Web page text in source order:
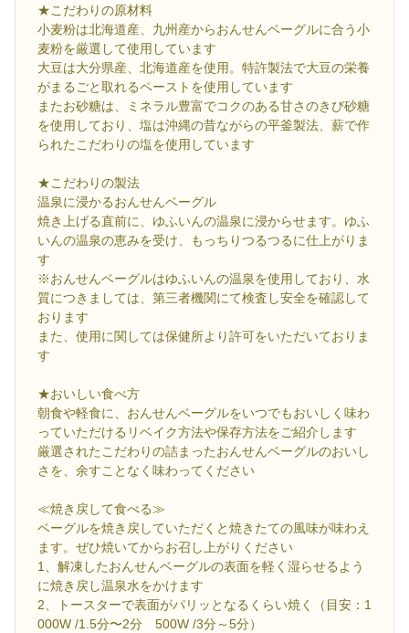
★こだわりの原材料
小麦粉は北海道産、九州産からおんせんベーグルに合う小
麦粉を厳選して使用しています
大豆は大分県産、北海道産を使用。特許製法で大豆の栄養
がまるごと取れるペーストを使用しています
またお砂糖は、ミネラル豊富でコクのある甘さのきび砂糖
を使用しており、塩は沖縄の昔ながらの平釜製法、薪で作
られたこだわりの塩を使用しています
★こだわりの製法
温泉に浸かるおんせんベーグル
焼き上げる直前に、ゆふいんの温泉に浸からせます。ゆふ
いんの温泉の恵みを受け、もっちりつるつるに仕上がりま
す
※おんせんベーグルはゆふいんの温泉を使用しており、水
質につきましては、第三者機関にて検査し安全を確認して
おります
また、使用に関しては保健所より許可をいただいておりま
す
★おいしい食べ方
朝食や軽食に、おんせんベーグルをいつでもおいしく味わ
っていただけるリベイク方法や保存方法をご紹介します
厳選されたこだわりの詰まったおんせんベーグルのおいし
さを、余すことなく味わってください
≪焼き戻して食べる≫
ベーグルを焼き戻していただくと焼きたての風味が味わえ
ます。ぜひ焼いてからお召し上がりください
1、解凍したおんせんベーグルの表面を軽く湿らせるよう
に焼き戻し温泉水をかけます
2、トースターで表面がパリッとなるくらい焼く（目安：1
000W /1.5分〜2分 500W /3分～5分）